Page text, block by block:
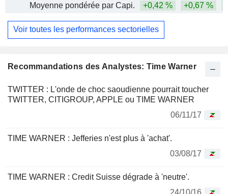
Recommandations des Analystes: Time Warner
TWITTER : L'onde de choc saoudienne pourrait toucher
TWITTER, CITIGROUP, APPLE ou TIME WARNER
06/11/17
TIME WARNER : Jefferies n'est plus à 'achat'.
03/08/17
TIME WARNER : Credit Suisse dégrade à 'neutre'.
24/10/16
Moyenne pondérée par Capi.
+0,42 % +0,67 %
Voir toutes les performances sectorielles